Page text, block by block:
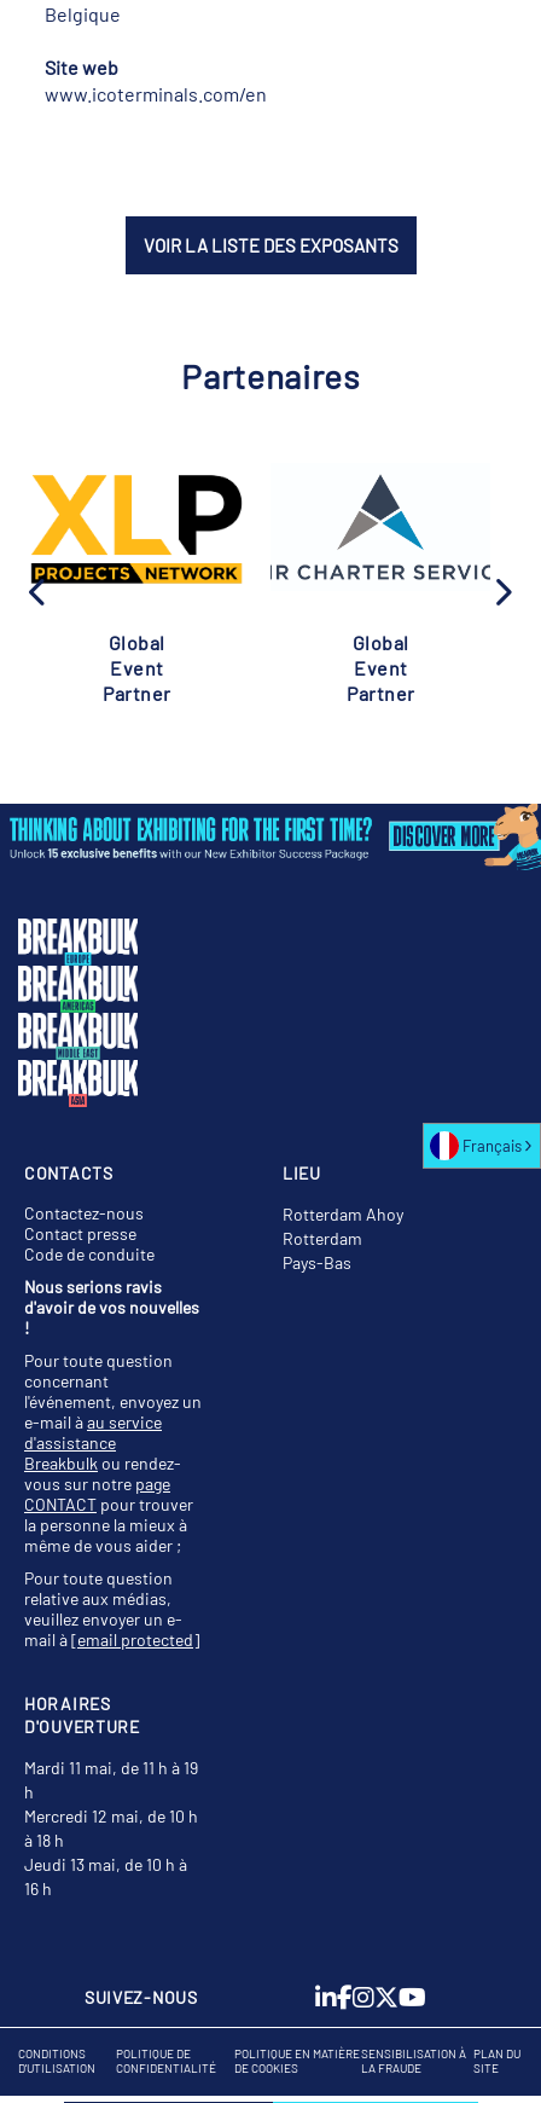
Belgique
Site web
www.icoterminals.com/en
VOIR LA LISTE DES EXPOSANTS
Partenaires
Global
Event
Partner
Global
Event
Partner
LIEU
Rotterdam Ahoy
Rotterdam
Pays-Bas
HORAIRES
D'OUVERTURE
Mardi 11 mai, de 11 h à 19
h
Mercredi 12 mai, de 10 h
à 18 h
Jeudi 13 mai, de 10 h à
16 h
CONTACTS
Contactez-nous
Contact presse
Code de conduite
Nous serions ravis
d'avoir de vos nouvelles
!
Pour toute question
concernant
l'événement, envoyez un
e-mail àau service
d'assistance
Breakbulk ou rendez-
vous sur notre page
CONTACT pour trouver
la personne la mieux à
même de vous aider ;
Pour toute question
relative aux médias,
veuillez envoyer un e-
mail à[email protected]
SUIVEZ-NOUS
CONDITIONS
D'UTILISATION
POLITIQUE DE
CONFIDENTIALITÉ
POLITIQUE EN MATIÈRE
DE COOKIES
SENSIBILISATION À
LA FRAUDE
PLAN DU
SITE
Français